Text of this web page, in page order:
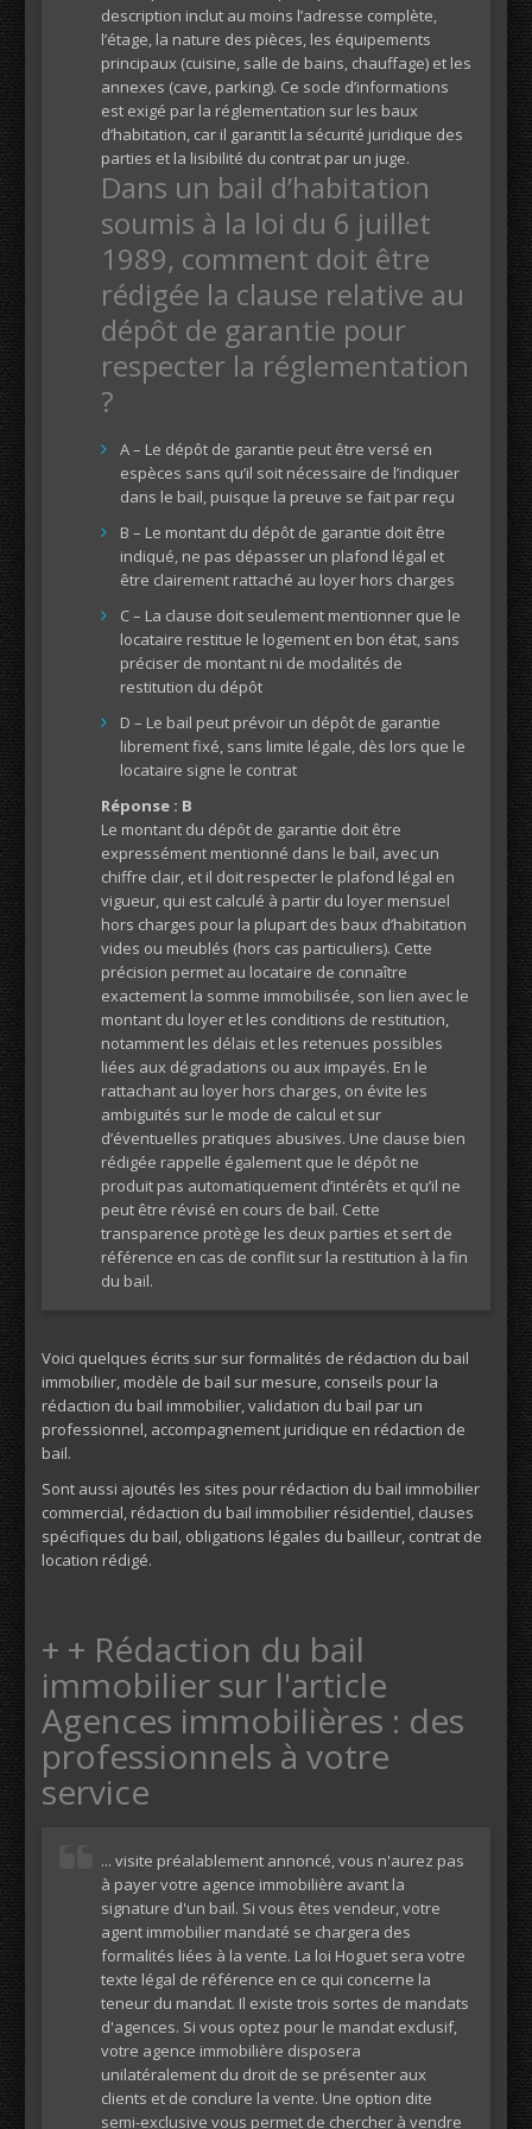
description inclut au moins l’adresse complète,
l’étage, la nature des pièces, les équipements
principaux (cuisine, salle de bains, chauffage) et les
annexes (cave, parking). Ce socle d’informations
est exigé par la réglementation sur les baux
d’habitation, car il garantit la sécurité juridique des
parties et la lisibilité du contrat par un juge.
Dans un bail d’habitation
soumis à la loi du 6 juillet
1989, comment doit être
rédigée la clause relative au
dépôt de garantie pour
respecter la réglementation
?
A – Le dépôt de garantie peut être versé en
espèces sans qu’il soit nécessaire de l’indiquer
dans le bail, puisque la preuve se fait par reçu
B – Le montant du dépôt de garantie doit être
indiqué, ne pas dépasser un plafond légal et
être clairement rattaché au loyer hors charges
C – La clause doit seulement mentionner que le
locataire restitue le logement en bon état, sans
préciser de montant ni de modalités de
restitution du dépôt
D – Le bail peut prévoir un dépôt de garantie
librement fixé, sans limite légale, dès lors que le
locataire signe le contrat
Réponse : B
Le montant du dépôt de garantie doit être
expressément mentionné dans le bail, avec un
chiffre clair, et il doit respecter le plafond légal en
vigueur, qui est calculé à partir du loyer mensuel
hors charges pour la plupart des baux d’habitation
vides ou meublés (hors cas particuliers). Cette
précision permet au locataire de connaître
exactement la somme immobilisée, son lien avec le
montant du loyer et les conditions de restitution,
notamment les délais et les retenues possibles
liées aux dégradations ou aux impayés. En le
rattachant au loyer hors charges, on évite les
ambiguïtés sur le mode de calcul et sur
d’éventuelles pratiques abusives. Une clause bien
rédigée rappelle également que le dépôt ne
produit pas automatiquement d’intérêts et qu’il ne
peut être révisé en cours de bail. Cette
transparence protège les deux parties et sert de
référence en cas de conflit sur la restitution à la fin
du bail.
Voici quelques écrits sur sur formalités de rédaction du bail
immobilier, modèle de bail sur mesure, conseils pour la
rédaction du bail immobilier, validation du bail par un
professionnel, accompagnement juridique en rédaction de
bail.
Sont aussi ajoutés les sites pour rédaction du bail immobilier
commercial, rédaction du bail immobilier résidentiel, clauses
spécifiques du bail, obligations légales du bailleur, contrat de
location rédigé.
+ + Rédaction du bail
immobilier sur l'article
Agences immobilières : des
professionnels à votre
service
... visite préalablement annoncé, vous n'aurez pas
à payer votre agence immobilière avant la
signature d'un bail. Si vous êtes vendeur, votre
agent immobilier mandaté se chargera des
formalités liées à la vente. La loi Hoguet sera votre
texte légal de référence en ce qui concerne la
teneur du mandat. Il existe trois sortes de mandats
d'agences. Si vous optez pour le mandat exclusif,
votre agence immobilière disposera
unilatéralement du droit de se présenter aux
clients et de conclure la vente. Une option dite
semi-exclusive vous permet de chercher à vendre